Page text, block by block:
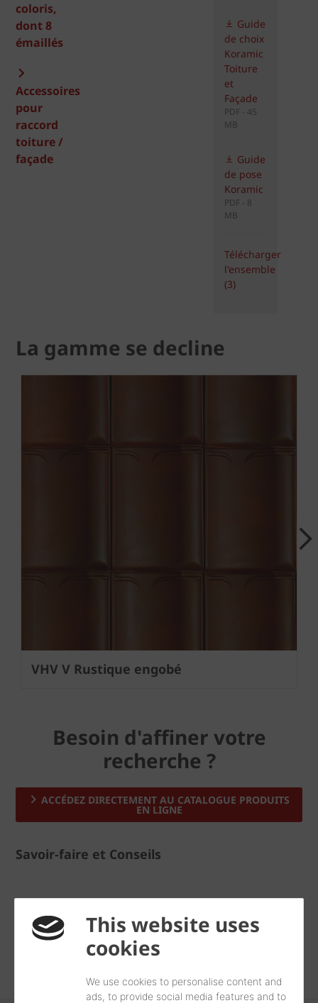
This website uses
cookies
We use cookies to personalise content and
ads, to provide social media features and to
coloris,
dont 8
émaillés
Accessoires
pour
raccord
toiture /
façade
Guide
de choix
Koramic
Toiture
et
Façade
PDF - 45
MB
Guide
de pose
Koramic
PDF - 8
MB
Télécharger
l'ensemble
(3)
La gamme se decline
VHV V Rustique engobé
Besoin d'affiner votre
recherche ?
ACCÉDEZ DIRECTEMENT AU CATALOGUE PRODUITS
EN LIGNE
Savoir-faire et Conseils
Réalisations les plus récentes